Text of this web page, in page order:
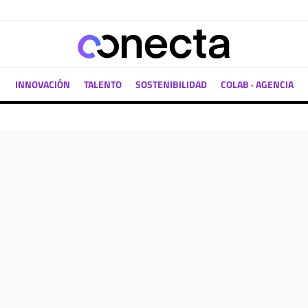
INNOVACIÓN TALENTO SOSTENIBILIDAD COLAB · AGENCIA